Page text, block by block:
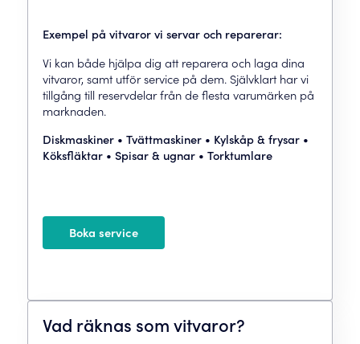
Exempel på vitvaror vi servar och reparerar:
Vi kan både hjälpa dig att reparera och laga dina
vitvaror, samt utför service på dem. Självklart har vi
tillgång till reservdelar från de flesta varumärken på
marknaden.
Diskmaskiner • Tvättmaskiner • Kylskåp & frysar •
Köksfläktar • Spisar & ugnar • Torktumlare
Boka service
Vad räknas som vitvaror?